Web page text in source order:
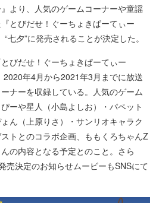
より、人気のゲームコーナーや童謡
とびだせ！ぐーちょきぱーてぃー
七夕”に発売されることが決定した。
びだせ！ぐーちょきぱーてぃー
年4月から2021年3月までに放送
ナーを収録している。人気のゲーム
ーや星人（小島よしお）・パペット
ん（上原りさ）・サンリオキャラク
トとのコラボ企画、ももくろちゃんZ
の内容となる予定とのこと。さら
売決定のお知らせムービーもSNSにて